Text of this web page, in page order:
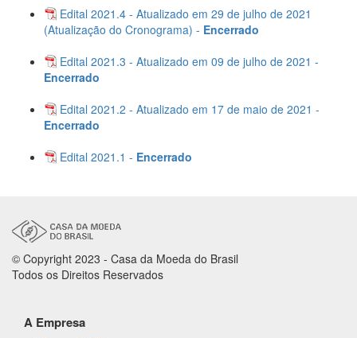
Edital 2021.4 - Atualizado em 29 de julho de 2021
(Atualização do Cronograma) - Encerrado
Edital 2021.3 - Atualizado em 09 de julho de 2021 -
Encerrado
Edital 2021.2 - Atualizado em 17 de maio de 2021 -
Encerrado
Edital 2021.1 - Encerrado
© Copyright 2023 - Casa da Moeda do Brasil
Todos os Direitos Reservados
A Empresa